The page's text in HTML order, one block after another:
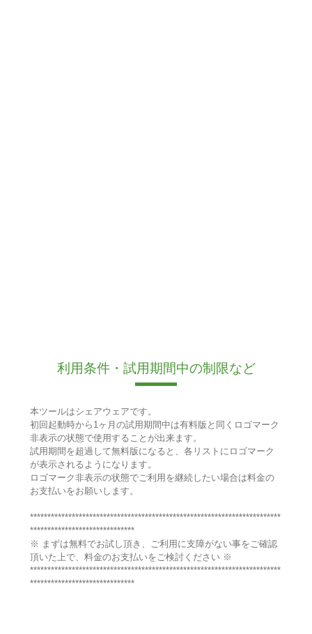
利用条件・試用期間中の制限など
本ツールはシェアウェアです。
初回起動時から1ヶ月の試用期間中は有料版と同くロゴマーク
非表示の状態で使用することが出来ます。
試用期間を超過して無料版になると、各リストにロゴマーク
が表示されるようになります。
ロゴマーク非表示の状態でご利用を継続したい場合は料金の
お支払いをお願いします。
************************************************************************
******************************
※ まずは無料でお試し頂き、ご利用に支障がない事をご確認
頂いた上で、料金のお支払いをご検討ください ※
************************************************************************
******************************